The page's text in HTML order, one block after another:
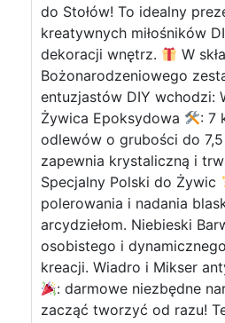
do Stołów! To idealny
kreatywnych miłośników
dekoracji wnętrz.
W
Bożonarodzeniowego
entuzjastów DIY wchodzi:
Żywica Epoksydowa
: 7
odlewów o grubości do
zapewnia krystaliczną i
Specjalny Polski do Żywic
polerowania i nadania
arcydziełom. Niebieski
osobistego i
kreacji. Wiadro i Mikser
: darmowe niezbędne
zacząć tworzyć od razu!